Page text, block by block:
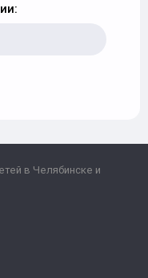
в Челябинске и